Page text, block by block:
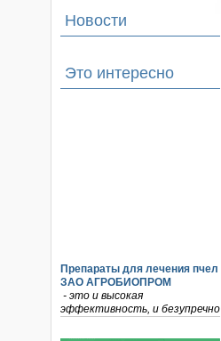
Новости
Это интересно
Препараты для лечения пчел
ЗАО АГРОБИОПРОМ
- это и высокая
эффективность, и безупречно
стабильные качество…